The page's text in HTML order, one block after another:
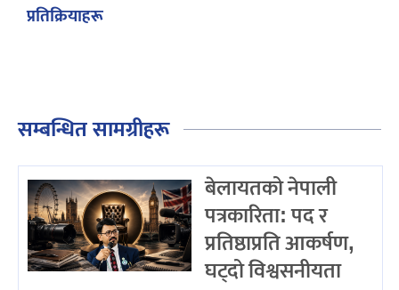
प्रतिक्रियाहरू
सम्बन्धित सामग्रीहरू
बेलायतको नेपाली
पत्रकारिता: पद र
प्रतिष्ठाप्रति आकर्षण,
घट्दो विश्वसनीयता